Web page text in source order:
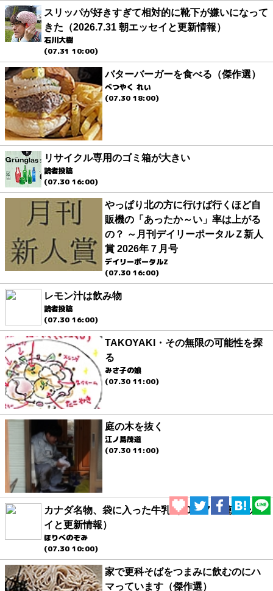
スリッパが好きすぎて相対的に靴下が嫌いになって
きた（2026.7.31 朝エッセイと更新情報）
石川大樹
(07.31 10:00)
バターバーガーを食べる（傑作選）
べつやく れい
(07.30 18:00)
リサイクル専用のゴミ箱が大きい
読者投稿
(07.30 16:00)
やっぱり北の方に行けば行くほど自
販機の「あったか～い」率は上がる
の？ ～月刊デイリーポータルＺ新人
賞 2026年７月号
デイリーポータルZ
(07.30 16:00)
レモン汁は飲み物
読者投稿
(07.30 16:00)
TAKOYAKI・その無限の可能性を探
る
みさ子の娘
(07.30 11:00)
庭の木を抜く
江ノ島茂道
(07.30 11:00)
カナダ名物、袋に入った牛乳（2026.7.30 朝エッセ
イと更新情報）
ほりべのぞみ
(07.30 10:00)
家で更科そばをつまみに飲むのにハ
マっています（傑作選）